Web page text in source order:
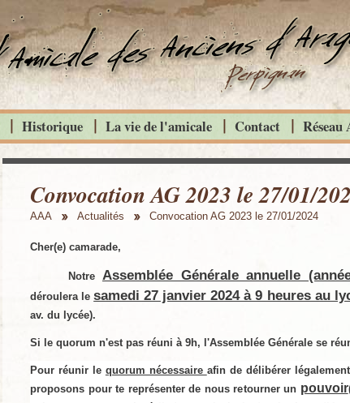
Convocation AG 2023 le 27/01/
AAA Actualités Convocation AG 2023 le 27/01/2024
Cher(e) camarade,
Notre Assemblée Générale annuelle
déroulera lesamedi 27 janvier 2024 à 9 heures au
av. du lycée).
Si le quorum n'est pas réuni à 9h, l'Assemblée Générale se
Pour réunir le quorum nécessaire afin de délibérer
proposons pour te représenter de nous retourner un pouvoir
Historique La vie de l'amicale Contact